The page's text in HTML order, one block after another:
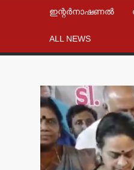
ഇന്റർനാഷണൽ
ALL NEWS